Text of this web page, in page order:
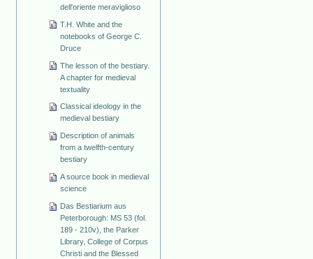
dell'oriente meraviglioso
T.H. White and the
notebooks of George C.
Druce
The lesson of the bestiary.
A chapter for medieval
textuality
Classical ideology in the
medieval bestiary
Description of animals
from a twelfth-century
bestiary
A source book in medieval
science
Das Bestiarium aus
Peterborough: MS 53 (fol.
189 - 210v), the Parker
Library, College of Corpus
Christi and the Blessed